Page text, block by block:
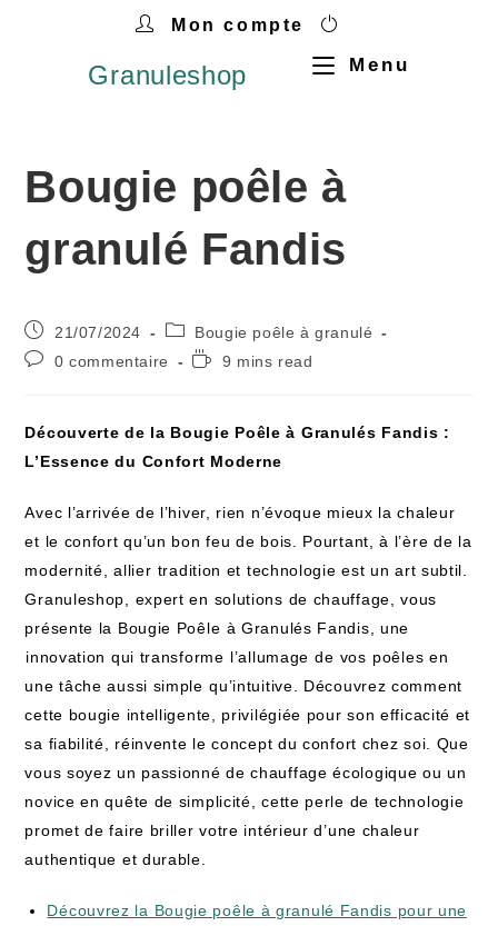
Mon compte
Granuleshop Menu
Bougie poêle à
granulé Fandis
21/07/2024
Bougie poêle à granulé
0 commentaire
9 mins read
Découverte de la Bougie ​Poêle à Granulés Fandis :‍
L’Essence du Confort Moderne
Avec l’arrivée de l’hiver, rien n’évoque mieux la‍ chaleur
et le confort qu’un bon feu de bois. Pourtant,‍ à l’ère de la
modernité, allier ⁣tradition et technologie est un art subtil.
Granuleshop, expert en solutions de ​chauffage, vous
présente la Bougie Poêle⁣ à Granulés Fandis, une
⁢innovation qui transforme ⁤l’allumage ⁢de vos ⁣poêles en‍
une tâche aussi simple ⁤qu’intuitive. Découvrez comment
cette bougie intelligente, privilégiée pour son efficacité et
sa fiabilité, réinvente le concept​ du ‌confort chez soi. Que
vous soyez un passionné de chauffage écologique ou un
novice en quête de ​simplicité, cette perle ‌de technologie
promet de faire briller votre intérieur d’une chaleur
authentique et durable.
Découvrez la Bougie poêle à granulé Fandis pour une